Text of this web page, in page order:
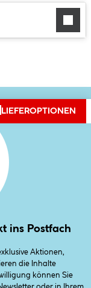
LIEFEROPTIONEN
ins Postfach
Aktionen,
die Inhalte
können Sie
oder in Ihrem